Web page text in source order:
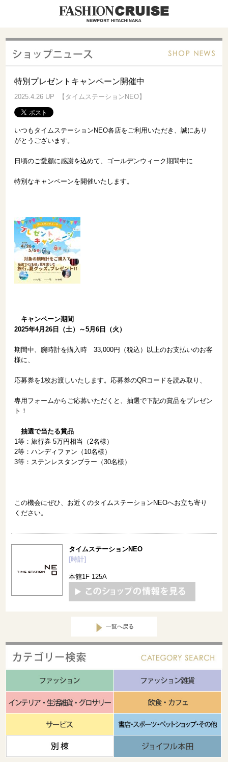
特別プレゼントキャンペーン開催中
2025.4.26 UP 【タイムステーションNEO】
いつもタイムステーションNEO各店をご利用いただき、誠にあり
がとうございます。
日頃のご愛顧に感謝を込めて、ゴールデンウィーク期間中に
特別なキャンペーンを開催いたします。
キャンペーン期間
2025年4月26日（土）～5月6日（火）
期間中、腕時計を購入時 33,000円（税込）以上のお支払いのお客
様に、
応募券を1枚お渡しいたします。応募券のQRコードを読み取り、
専用フォームからご応募いただくと、抽選で下記の賞品をプレゼン
ト！
抽選で当たる賞品
1等：旅行券 5万円相当（2名様）
2等：ハンディファン（10名様）
3等：ステンレスタンブラー（30名様）
この機会にぜひ、お近くのタイムステーションNEOへお立ち寄り
ください。
タイムステーションNEO
[時計]
本館1F 125A
一覧へ戻る